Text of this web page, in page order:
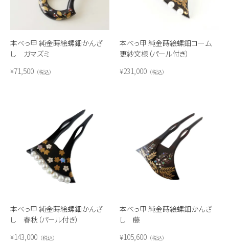
本べっ甲 純金蒔絵螺鈿かんざ
し ガマズミ
¥71,500 税込
本べっ甲 純金蒔絵螺鈿コーム
更紗文様（パール付き）
¥231,000 税込
本べっ甲 純金蒔絵螺鈿かんざ
し 春秋（パール付き）
¥143,000 税込
本べっ甲 純金蒔絵螺鈿かんざ
し 藤
¥105,600 税込